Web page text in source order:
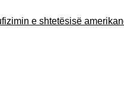
e shtetësisë amerikane